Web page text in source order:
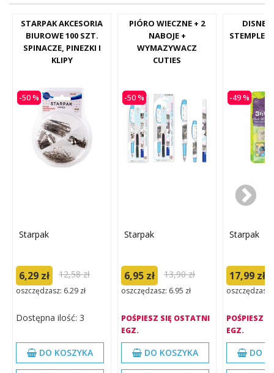
STARPAK AKCESORIA
BIUROWE 100 SZT.
SPINACZE, PINEZKI I
KLIPY
-50 %
Starpak
6,29 zł 12,58 zł
oszczędzasz: 6.29 zł
Dostępna ilość: 3
DO KOSZYKA
PIÓRO WIECZNE + 2
NABOJE +
WYMAZYWACZ
CUTIES
-50 %
Starpak
6,95 zł 13,90 zł
oszczędzasz: 6.95 zł
POŚPIESZ SIĘ OSTATNI
EGZ.
DO KOSZYKA
STEMPLE
-49 %
Starpak
17,99 zł
oszczędzasz:
POŚPIESZ
EGZ.
DO